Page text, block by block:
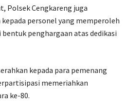
Polsek Cengkareng juga
personel yang memperoleh
penghargaan atas dedikasi
kepada para pemenang
memeriahkan
ke-80.